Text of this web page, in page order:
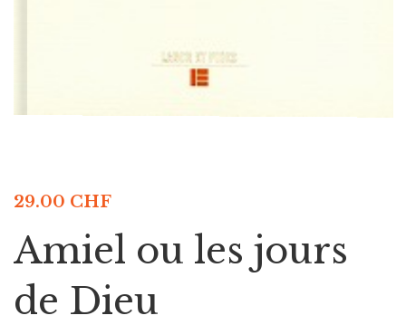
29.00 CHF
Amiel ou les jours
de Dieu